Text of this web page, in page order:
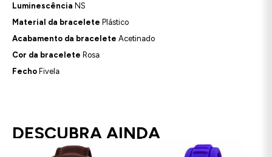
Luminescência NS
Material da bracelete Plástico
Acabamento da bracelete Acetinado
Cor da bracelete Rosa
Fecho Fivela
DESCUBRA AINDA